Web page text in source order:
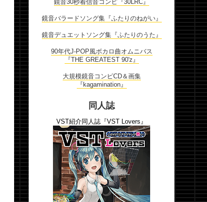
鏡音30秒着信音コンピ『30LRC』
鏡音バラードソング集『ふたりのねがい』
鏡音デュエットソング集『ふたりのうた』
90年代J-POP風ボカロ曲オムニバス
『THE GREATEST 90'z』
大規模鏡音コンピCD＆画集
『kagamination』
同人誌
VST紹介同人誌『VST Lovers』